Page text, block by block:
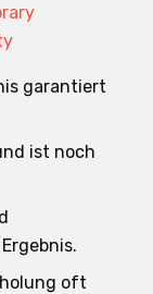
garantiert
ist noch
oft